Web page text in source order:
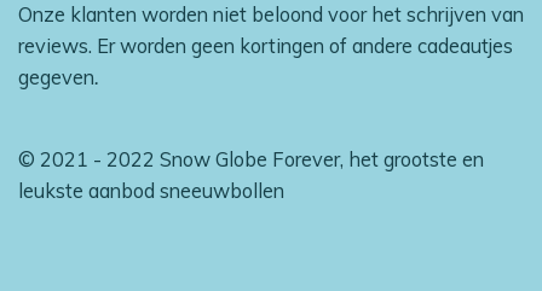
Onze klanten worden niet beloond voor het schrijven van
reviews. Er worden geen kortingen of andere cadeautjes
gegeven.
© 2021 - 2022 Snow Globe Forever, het grootste en
leukste aanbod sneeuwbollen